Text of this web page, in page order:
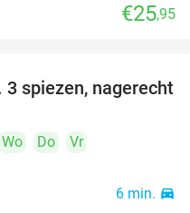
€25,95
34%
spiezen, nagerecht
Wo Do
Vr
6 min. directions_car